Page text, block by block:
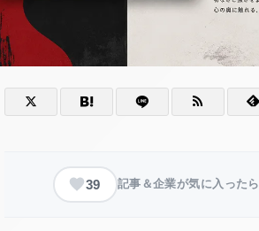
39 記事＆企業が気に入った